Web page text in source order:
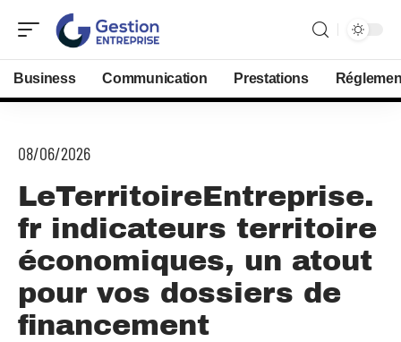
Business Communication Prestations
08/06/2026
LeTerritoireEntreprise.
fr indicateurs territoire
économiques, un atout
pour vos dossiers de
financement